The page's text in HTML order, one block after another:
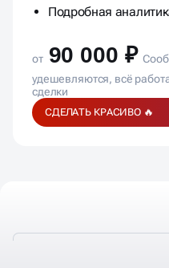
Подробная
от 90 000 ₽
удешевляются, всё
сделки
СДЕЛАТЬ КРАСИВО 🔥